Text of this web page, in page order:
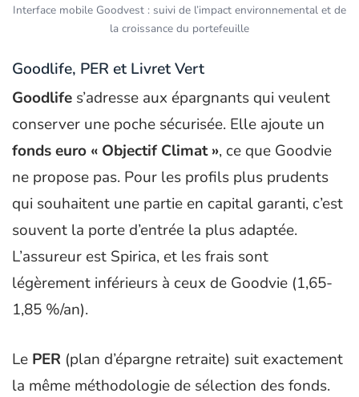
Interface mobile Goodvest : suivi de l’impact environnemental et de
la croissance du portefeuille
Goodlife, PER et Livret Vert
Goodlife s’adresse aux épargnants qui veulent
conserver une poche sécurisée. Elle ajoute un
fonds euro « Objectif Climat », ce que Goodvie
ne propose pas. Pour les profils plus prudents
qui souhaitent une partie en capital garanti, c’est
souvent la porte d’entrée la plus adaptée.
L’assureur est Spirica, et les frais sont
légèrement inférieurs à ceux de Goodvie (1,65-
1,85 %/an).
Le PER (plan d’épargne retraite) suit exactement
la même méthodologie de sélection des fonds.